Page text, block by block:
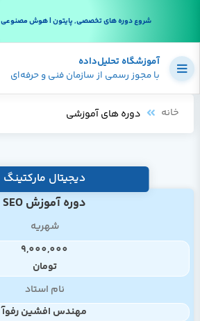
شروع دوره های تخصصی, پایتون | هوش مصنوعی 18 دی
آموزشگاه تحلیل‌داده
با مجوز رسمی از سازمان فنی و حرفه‌ای
خانه دوره های آموزشی
دیجیتال مارکتینگ
دوره آموزش SEO
شهریه
9,000,000
تومان
نام استاد
مهندس افشین رفوآ